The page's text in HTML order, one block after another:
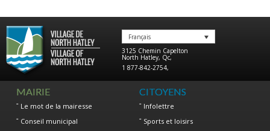
Français
3125 Chemin Capelton
North Hatley, Qc,
1 877-842-2754,
MAIRIE
Le mot de la mairesse
Conseil municipal
CITOYENS
Infolettre
Sports et loisirs